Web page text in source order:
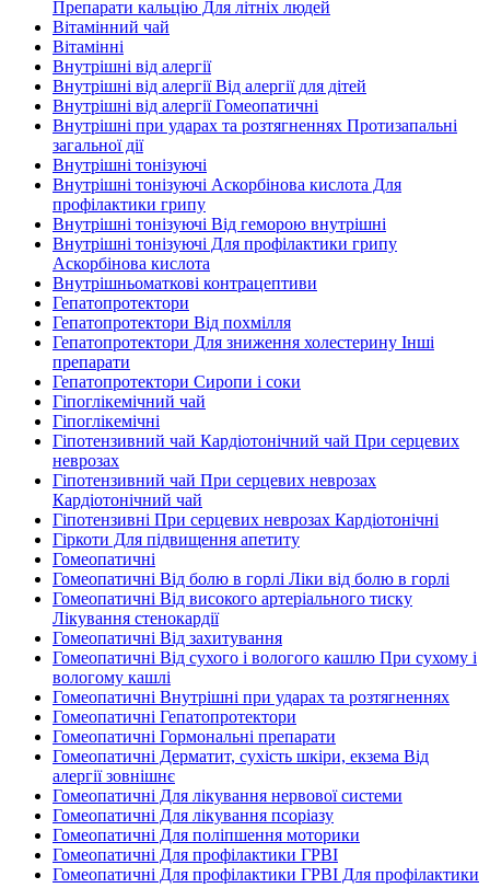
Препарати кальцію Для літніх людей
Вітамінний чай
Вітамінні
Внутрішні від алергії
Внутрішні від алергії Від алергії для дітей
Внутрішні від алергії Гомеопатичні
Внутрішні при ударах та розтягненнях Протизапальні
загальної дії
Внутрішні тонізуючі
Внутрішні тонізуючі Аскорбінова кислота Для
профілактики грипу
Внутрішні тонізуючі Від геморою внутрішні
Внутрішні тонізуючі Для профілактики грипу
Аскорбінова кислота
Внутрішньоматкові контрацептиви
Гепатопротектори
Гепатопротектори Від похмілля
Гепатопротектори Для зниження холестерину Інші
препарати
Гепатопротектори Сиропи і соки
Гіпоглікемічний чай
Гіпоглікемічні
Гіпотензивний чай Кардіотонічний чай При серцевих
неврозах
Гіпотензивний чай При серцевих неврозах
Кардіотонічний чай
Гіпотензивні При серцевих неврозах Кардіотонічні
Гіркоти Для підвищення апетиту
Гомеопатичні
Гомеопатичні Від болю в горлі Ліки від болю в горлі
Гомеопатичні Від високого артеріального тиску
Лікування стенокардії
Гомеопатичні Від захитування
Гомеопатичні Від сухого і вологого кашлю При сухому і
вологому кашлі
Гомеопатичні Внутрішні при ударах та розтягненнях
Гомеопатичні Гепатопротектори
Гомеопатичні Гормональні препарати
Гомеопатичні Дерматит, сухість шкіри, екзема Від
алергії зовнішнє
Гомеопатичні Для лікування нервової системи
Гомеопатичні Для лікування псоріазу
Гомеопатичні Для поліпшення моторики
Гомеопатичні Для профілактики ГРВІ
Гомеопатичні Для профілактики ГРВІ Для профілактики